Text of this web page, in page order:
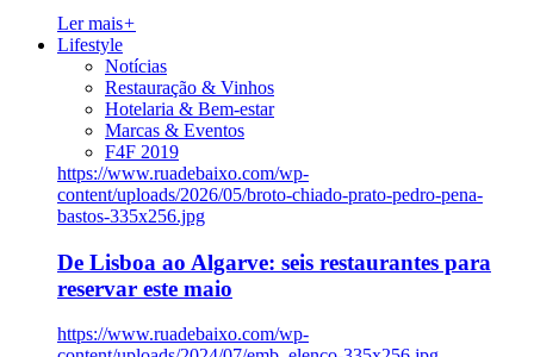
Ler mais+
Lifestyle
Notícias
Restauração & Vinhos
Hotelaria & Bem-estar
Marcas & Eventos
F4F 2019
https://www.ruadebaixo.com/wp-
content/uploads/2026/05/broto-chiado-prato-pedro-pena-
bastos-335x256.jpg
De Lisboa ao Algarve: seis restaurantes para
reservar este maio
https://www.ruadebaixo.com/wp-